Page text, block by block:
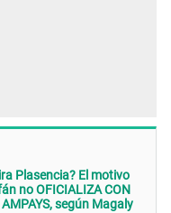
Plasencia? El motivo
no OFICIALIZA CON
según Magaly